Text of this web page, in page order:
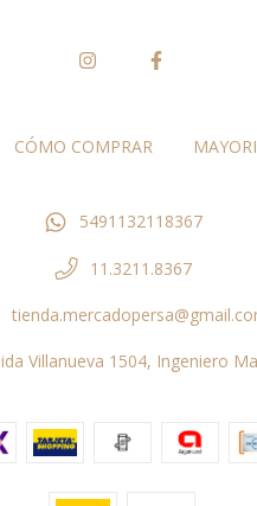
CÓMO COMPRAR
5491132118367
11.3211.8367
Villanueva 1504, Ingeniero